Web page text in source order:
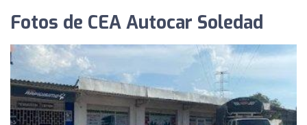
Fotos de CEA Autocar Soledad